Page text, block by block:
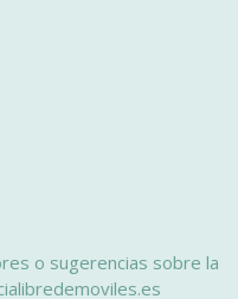
o sugerencias sobre la